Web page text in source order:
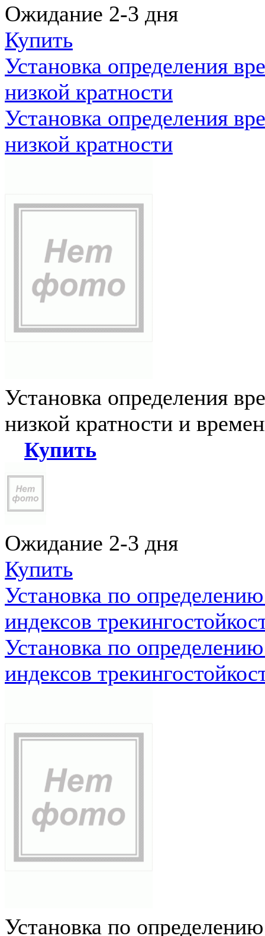
Ожидание 2-3 дня
Купить
Установка определения
низкой кратности
Установка определения
низкой кратности
Установка определения
низкой кратности и
Купить
Ожидание 2-3 дня
Купить
Установка по
индексов
Установка по
индексов
Установка по